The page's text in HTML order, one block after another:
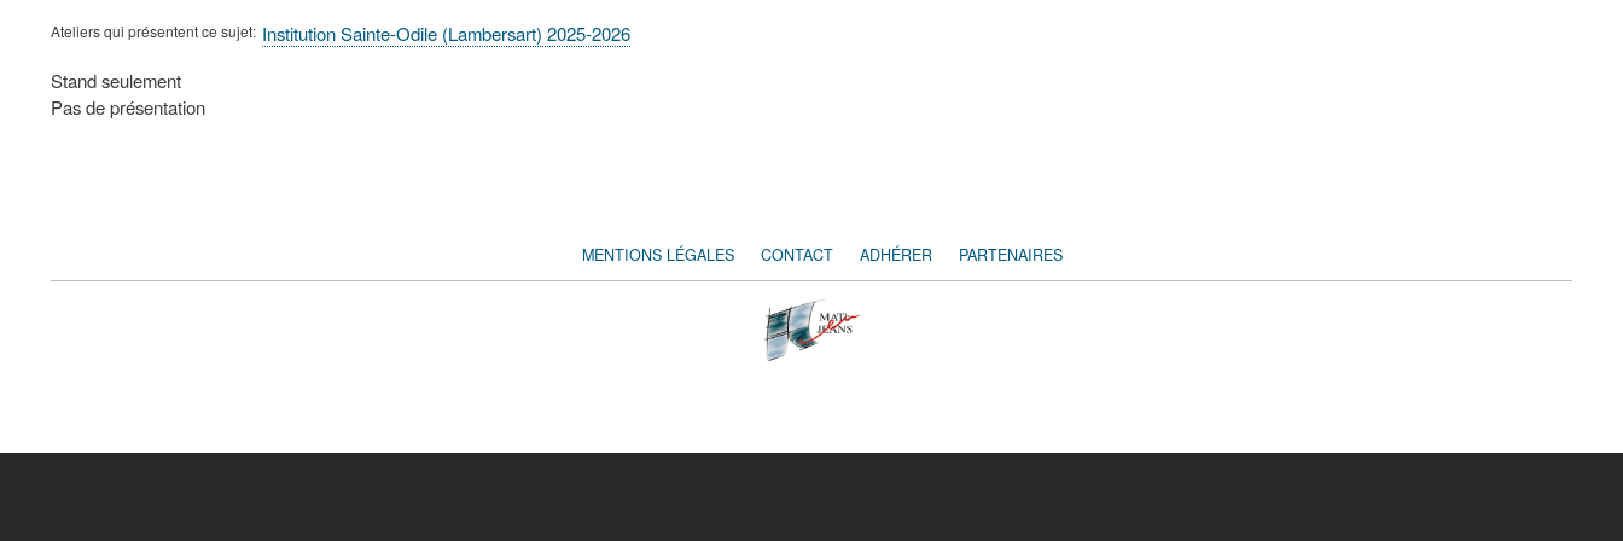
Ateliers qui présentent ce sujet Institution Sainte-Odile (Lambersart) 2025-2026
Type
de
présentation
Stand seulement
Pas de présentation
FOOTER
MENTIONS LÉGALES CONTACT ADHÉRER PARTENAIRES